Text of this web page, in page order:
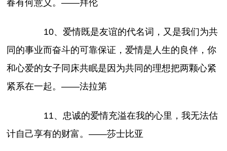
春有何意义。——拜伦
10、爱情既是友谊的代名词，又是我们为共
同的事业而奋斗的可靠保证，爱情是人生的良伴，你
和心爱的女子同床共眠是因为共同的理想把两颗心紧
紧系在一起。——法拉第
11、忠诚的爱情充溢在我的心里，我无法估
计自己享有的财富。——莎士比亚